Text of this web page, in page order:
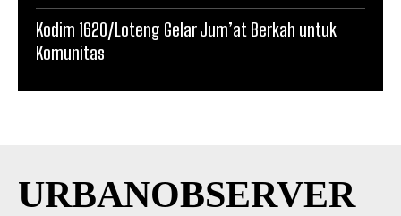
Kodim 1620/Loteng Gelar Jum’at Berkah untuk
Komunitas
URBANOBSERVER